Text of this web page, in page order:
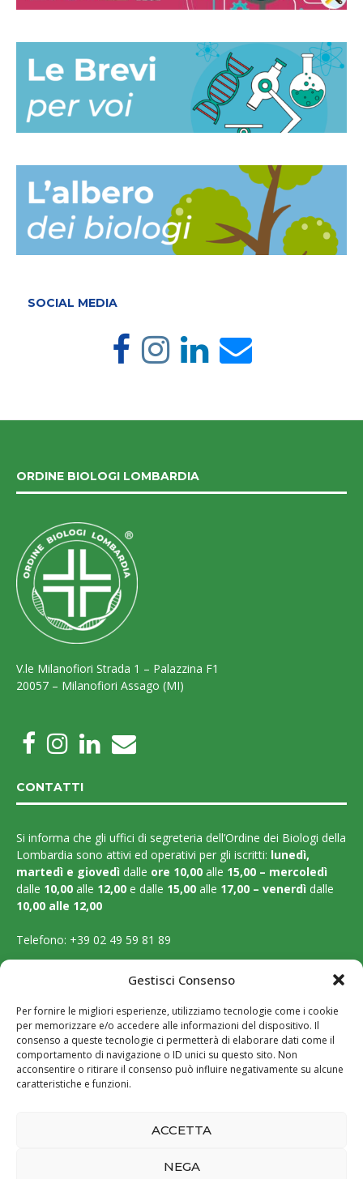
Gestisci Consenso
Per fornire le migliori esperienze, utilizziamo tecnologie come i cookie
per memorizzare e/o accedere alle informazioni del dispositivo. Il
consenso a queste tecnologie ci permetterà di elaborare dati come il
comportamento di navigazione o ID unici su questo sito. Non
acconsentire o ritirare il consenso può influire negativamente su alcune
caratteristiche e funzioni.
ACCETTA
NEGA
SOCIAL MEDIA
ORDINE BIOLOGI LOMBARDIA
V.le Milanofiori Strada 1 – Palazzina F1
20057 – Milanofiori Assago (MI)
CONTATTI
Si informa che gli uffici di segreteria dell’Ordine dei Biologi della
Lombardia sono attivi ed operativi per gli iscritti: lunedì,
martedì e giovedì dalle ore 10,00 alle 15,00 – mercoledì
dalle 10,00 alle 12,00 e dalle 15,00 alle 17,00 – venerdì dalle
10,00 alle 12,00
Telefono: +39 02 49 59 81 89
segreteria@ordinebiologilombardia.it
LEGAL PAGES
Amministrazione trasparente